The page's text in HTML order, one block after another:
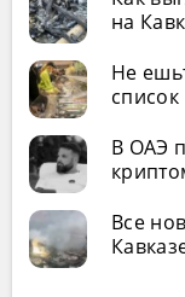
на
Не
список
В ОАЭ
Все